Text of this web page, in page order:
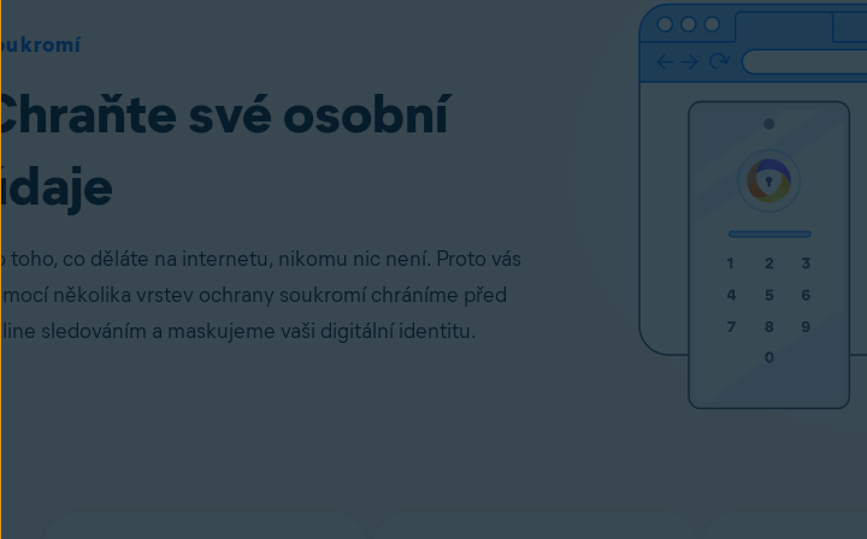
své osobní
toho, co děláte na internetu, nikomu nic není. Proto vás
několika vrstev ochrany soukromí chráníme před
sledováním a maskujeme vaši digitální identitu.